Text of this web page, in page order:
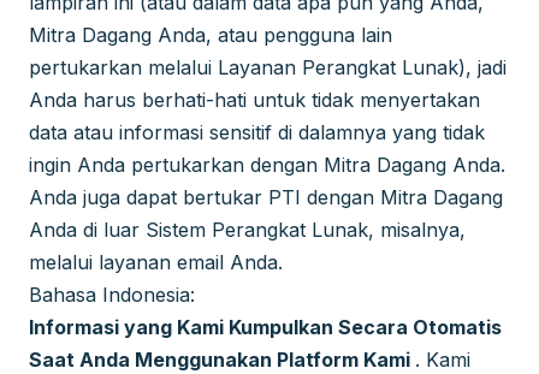
Mitra Dagang Anda, atau pengguna lain
pertukarkan melalui Layanan Perangkat Lunak), jadi
Anda harus berhati-hati untuk tidak menyertakan
data atau informasi sensitif di dalamnya yang tidak
ingin Anda pertukarkan dengan Mitra Dagang Anda.
Anda juga dapat bertukar PTI dengan Mitra Dagang
Anda di luar Sistem Perangkat Lunak, misalnya,
melalui layanan email Anda.
Bahasa Indonesia:
Informasi yang Kami Kumpulkan Secara Otomatis
Saat Anda Menggunakan Platform Kami . Kami